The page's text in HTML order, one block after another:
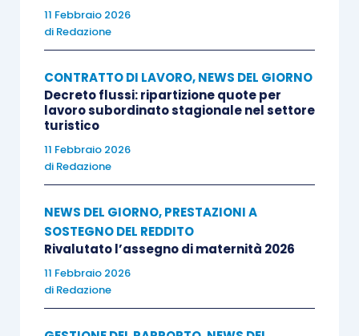
11 Febbraio 2026
di Redazione
CONTRATTO DI LAVORO,NEWS DEL GIORNO
Decreto flussi: ripartizione quote per
lavoro subordinato stagionale nel settore
turistico
11 Febbraio 2026
di Redazione
NEWS DEL GIORNO,PRESTAZIONI A
SOSTEGNO DEL REDDITO
Rivalutato l’assegno di maternità 2026
11 Febbraio 2026
di Redazione